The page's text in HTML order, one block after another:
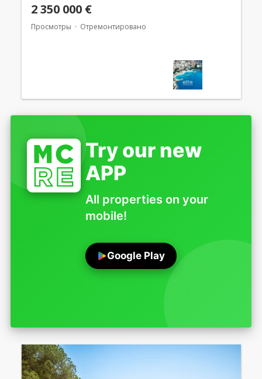
2 350 000 €
Просмотры Отремонтировано
Try our new
APP
All properties on your
mobile!
Google Play